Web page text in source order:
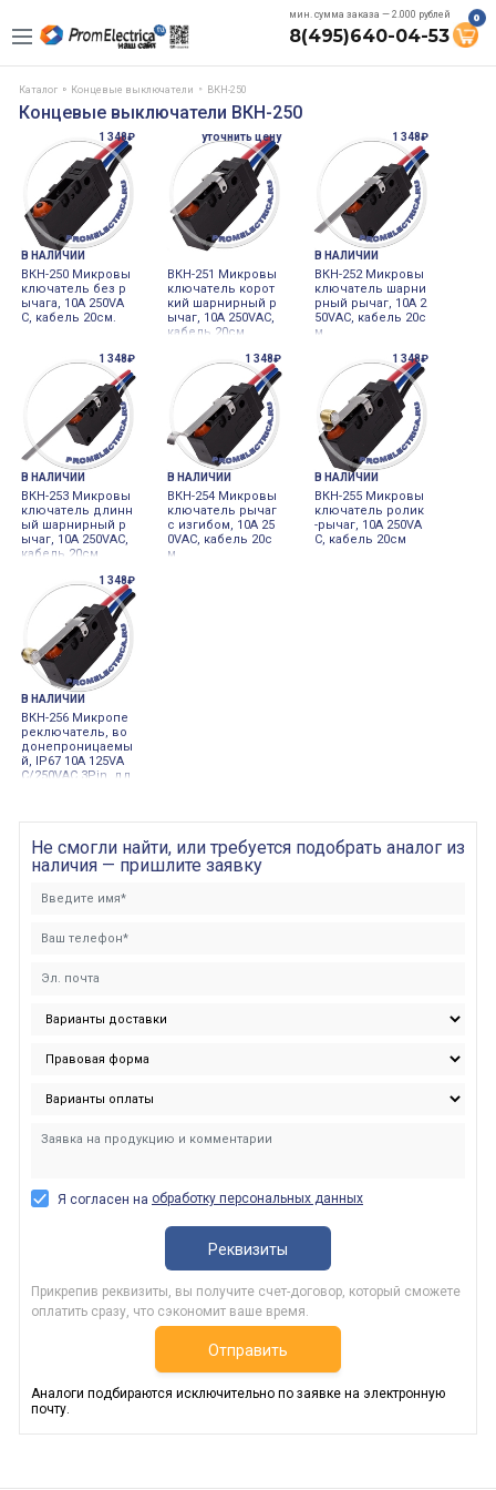
мин. сумма заказа — 2.000 рублей
8(495)640-04-53
0
Каталог Концевые выключатели ВКН-250
Концевые выключатели ВКН-250
1 348₽
В НАЛИЧИИ
ВКН-250 Микровы
ключатель без р
ычага, 10А 250VA
C, кабель 20см.
уточнить цену
ВКН-251 Микровы
ключатель корот
кий шарнирный р
ычаг, 10А 250VAC,
кабель 20см
1 348₽
В НАЛИЧИИ
ВКН-252 Микровы
ключатель шарни
рный рычаг, 10А 2
50VAC, кабель 20с
м
1 348₽
В НАЛИЧИИ
ВКН-253 Микровы
ключатель длинн
ый шарнирный р
ычаг, 10А 250VAC,
кабель 20см.
1 348₽
В НАЛИЧИИ
ВКН-254 Микровы
ключатель рычаг
с изгибом, 10А 25
0VAC, кабель 20с
м.
1 348₽
В НАЛИЧИИ
ВКН-255 Микровы
ключатель ролик
-рычаг, 10А 250VA
C, кабель 20см
1 348₽
В НАЛИЧИИ
ВКН-256 Микропе
реключатель, во
донепроницаемы
й, IP67 10A 125VA
C/250VAC 3Pin, дл
Не смогли найти, или требуется подобрать аналог из
наличия — пришлите заявку
Я согласен на обработку персональных данных
Реквизиты
Прикрепив реквизиты, вы получите счет-договор, который сможете
оплатить сразу, что сэкономит ваше время.
Отправить
Аналоги подбираются исключительно по заявке на электронную
почту.